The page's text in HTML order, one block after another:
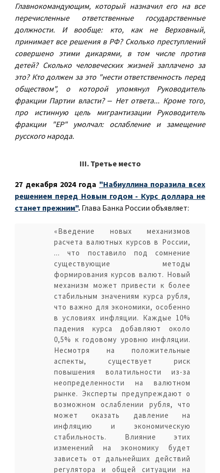
Главнокомандующим, который назначил его на все
перечисленные ответственные государственные
должности. И вообще: кто, как не Верховный,
принимает все решения в РФ? Сколько преступлений
совершено этими дикарями, в том числе против
детей? Сколько человеческих жизней заплачено за
это? Кто должен за это "нести ответственность перед
обществом", о которой упомянул Руководитель
фракции Партии власти? ‒ Нет ответа... Кроме того,
про истинную цель мигрантизации Руководитель
фракции "ЕР" умолчал: ослабление и замещение
русского народа.
III. Третье место
27 декабря 2024 года "Набиуллина поразила всех
решением перед Новым годом - Курс доллара не
станет прежним". Глава Банка России объявляет:
«Введение новых механизмов
расчета валютных курсов в России,
... что поставило под сомнение
существующие методы
формирования курсов валют. Новый
механизм может привести к более
стабильным значениям курса рубля,
что важно для экономики, особенно
в условиях инфляции. Каждые 10%
падения курса добавляют около
0,5% к годовому уровню инфляции.
Несмотря на положительные
аспекты, существует риск
повышения волатильности из-за
неопределенности на валютном
рынке. Эксперты предупреждают о
возможном ослаблении рубля, что
может оказать давление на
инфляцию и экономическую
стабильность. Влияние этих
изменений на экономику будет
зависеть от дальнейших действий
регулятора и общей ситуации на